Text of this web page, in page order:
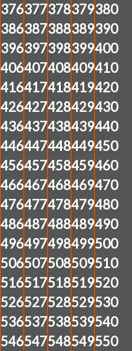
376377378379380
386387388389390
396397398399400
406407408409410
416417418419420
426427428429430
436437438439440
446447448449450
456457458459460
466467468469470
476477478479480
486487488489490
496497498499500
506507508509510
516517518519520
526527528529530
536537538539540
546547548549550